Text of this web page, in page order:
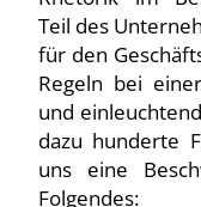
Teil des
für den
Regeln bei
und
dazu hunderte
uns eine
Folgendes: